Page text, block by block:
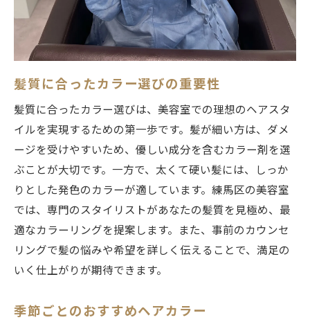
施術後のアフターケア方法
理想のスタイルを実現するための美容室選びの
ポイント
サロンの雰囲気とスタッフの対応
コストパフォーマンスの良いサロン探し
長く通いたくなる美容室の特徴
練馬区の美容室で体験する髪の健康を考えたカ
ラーリング
ダメージを抑えるカラーリング技術
カラーリング後の髪の健康管理
髪質に合ったカラー選びの重要性
髪質に合ったカラー選びは、美容室での理想のヘアスタ
イルを実現するための第一歩です。髪が細い方は、ダメ
ージを受けやすいため、優しい成分を含むカラー剤を選
ぶことが大切です。一方で、太くて硬い髪には、しっか
りとした発色のカラーが適しています。練馬区の美容室
では、専門のスタイリストがあなたの髪質を見極め、最
適なカラーリングを提案します。また、事前のカウンセ
リングで髪の悩みや希望を詳しく伝えることで、満足の
いく仕上がりが期待できます。
季節ごとのおすすめヘアカラー